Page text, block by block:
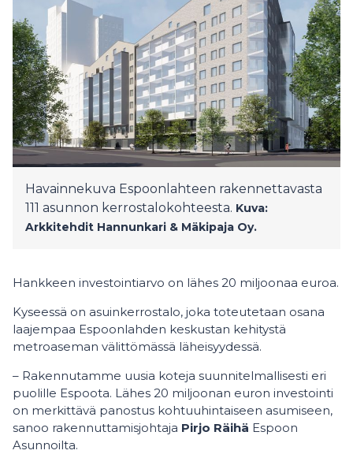
Havainnekuva Espoonlahteen rakennettavasta
111 asunnon kerrostalokohteesta. Kuva:
Arkkitehdit Hannunkari & Mäkipaja Oy.
Hankkeen investointiarvo on lähes 20 miljoonaa euroa.
Kyseessä on asuinkerrostalo, joka toteutetaan osana
laajempaa Espoonlahden keskustan kehitystä
metroaseman välittömässä läheisyydessä.
– Rakennutamme uusia koteja suunnitelmallisesti eri
puolille Espoota. Lähes 20 miljoonan euron investointi
on merkittävä panostus kohtuuhintaiseen asumiseen,
sanoo rakennuttamisjohtaja Pirjo Räihä Espoon
Asunnoilta.